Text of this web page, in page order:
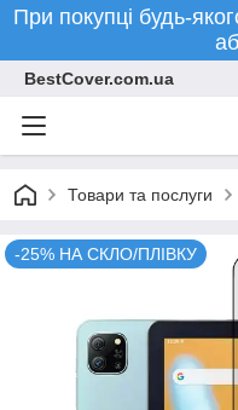
При покупці будь-
BestCover.com.ua
Товари та послуги
-25% НА СКЛО/ПЛІВКУ